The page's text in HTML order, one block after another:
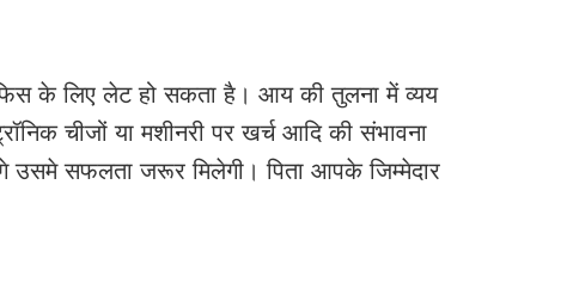
के लिए लेट हो सकता है। आय की तुलना में व्यय
चीजों या मशीनरी पर खर्च आदि की संभावना
उसमे सफलता जरूर मिलेगी। पिता आपके जिम्मेदार